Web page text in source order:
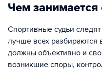
Чем
Спортивные судьи
лучше всех разбираются
должны объективно и
возникшие споры,